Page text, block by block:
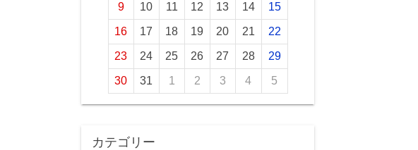
9 10 11 12 13 14 15
16 17 18 19 20 21 22
23 24 25 26 27 28 29
30 31 1 2 3 4 5
カテゴリー